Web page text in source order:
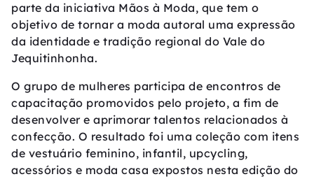
parte da iniciativa Mãos à Moda, que tem o
objetivo de tornar a moda autoral uma expressão
da identidade e tradição regional do Vale do
Jequitinhonha.
O grupo de mulheres participa de encontros de
capacitação promovidos pelo projeto, a fim de
desenvolver e aprimorar talentos relacionados à
confecção. O resultado foi uma coleção com itens
de vestuário feminino, infantil, upcycling,
acessórios e moda casa expostos nesta edição do